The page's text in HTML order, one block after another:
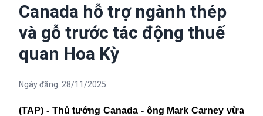
Canada hỗ trợ ngành thép
và gỗ trước tác động thuế
quan Hoa Kỳ
Ngày đăng: 28/11/2025
(TAP) - Thủ tướng Canada - ông Mark Carney vừa